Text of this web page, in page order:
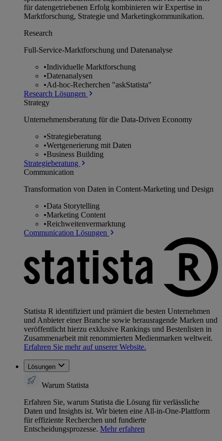
für datengetriebenen Erfolg kombinieren wir Expertise in
Marktforschung, Strategie und Marketingkommunikation.
Research
Full-Service-Marktforschung und Datenanalyse
•Individuelle Marktforschung
•Datenanalysen
•Ad-hoc-Recherchen "askStatista"
Research Lösungen
Strategy
Unternehmens­beratung für die Data-Driven Economy
•Strategieberatung
•Wertgenerierung mit Daten
•Business Building
Strategieberatung
Communication
Transformation von Daten in Content-Marketing und Design
•Data Storytelling
•Marketing Content
•Reichweitenvermarktung
Communication Lösungen
Statista R identifiziert und prämiert die besten Unternehmen
und Anbieter einer Branche sowie herausragende Marken und
veröffentlicht hierzu exklusive Rankings und Bestenlisten in
Zusammenarbeit mit renommierten Medienmarken weltweit.
Erfahren Sie mehr auf unserer Website.
Lösungen
Warum Statista
Erfahren Sie, warum Statista die Lösung für verlässliche
Daten und Insights ist. Wir bieten eine All-in-One-Plattform
für effiziente Recherchen und fundierte
Entscheidungsprozesse. Mehr erfahren